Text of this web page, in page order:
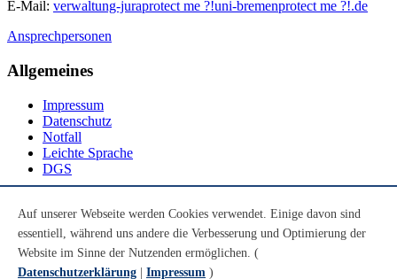
E-Mail: verwaltung-juraprotect me ?!uni-bremenprotect me ?!.de
Ansprechpersonen
Allgemeines
Impressum
Datenschutz
Notfall
Leichte Sprache
DGS
Youtube
Instagram
LinkedIn
Auf unserer Webseite werden Cookies verwendet. Einige davon sind
essentiell, während uns andere die Verbesserung und Optimierung der
Website im Sinne der Nutzenden ermöglichen. (
Datenschutzerklärung
Impressum )